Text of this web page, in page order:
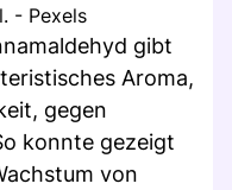
- Pexels
gibt
Aroma,
gegen
konnte gezeigt
von